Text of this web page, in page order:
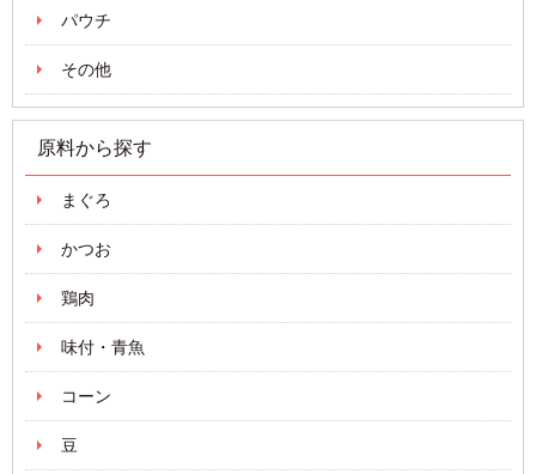
パウチ
その他
原料から探す
まぐろ
かつお
鶏肉
味付・青魚
コーン
豆